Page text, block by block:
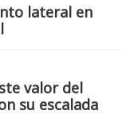
lateral en
valor del
su escalada